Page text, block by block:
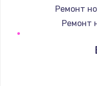
Ремонт
Ремонт
Ремонт
Ремонт
Ремонт
Ремонт